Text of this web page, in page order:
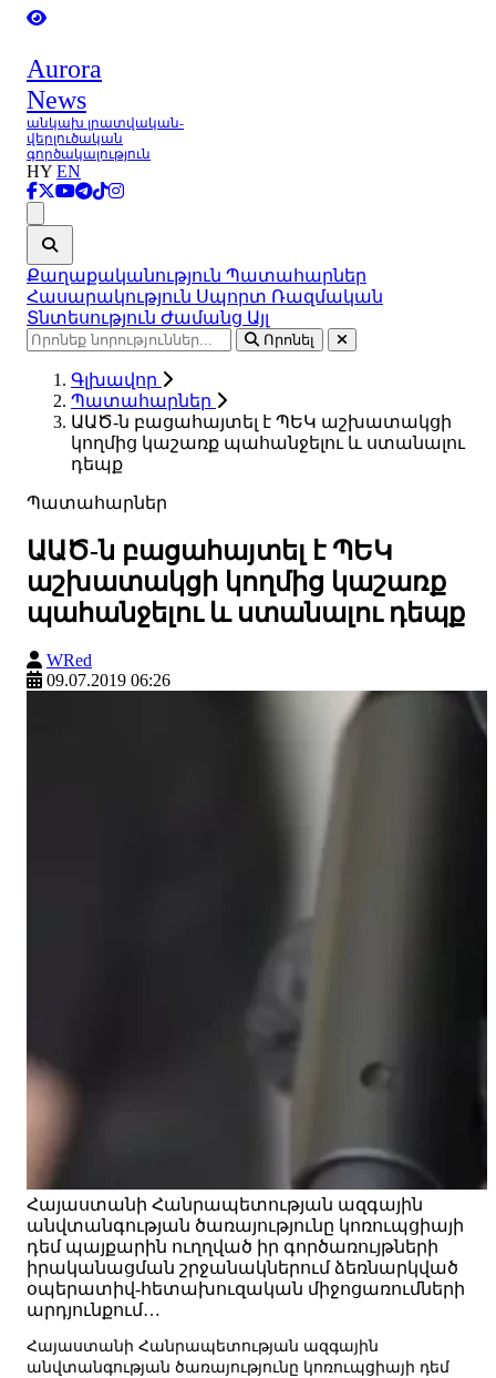
Aurora
News
անկախ լրատվական-
վերլուծական
գործակալություն
HY EN
Քաղաքականություն Պատահարներ
Հասարակություն Սպորտ Ռազմական
Տնտեսություն Ժամանց Այլ
Որոնել
Գլխավոր
Պատահարներ
ԱԱԾ-ն բացահայտել է ՊԵԿ աշխատակցի
կողմից կաշառք պահանջելու և ստանալու
դեպք
Պատահարներ
ԱԱԾ-ն բացահայտել է ՊԵԿ
աշխատակցի կողմից կաշառք
պահանջելու և ստանալու դեպք
WRed
09.07.2019 06:26
Հայաստանի Հանրապետության ազգային
անվտանգության ծառայությունը կոռուպցիայի
դեմ պայքարին ուղղված իր գործառույթների
իրականացման շրջանակներում ձեռնարկված
օպերատիվ-հետախուզական միջոցառումների
արդյունքում…
Հայաստանի Հանրապետության ազգային
անվտանգության ծառայությունը կոռուպցիայի դեմ